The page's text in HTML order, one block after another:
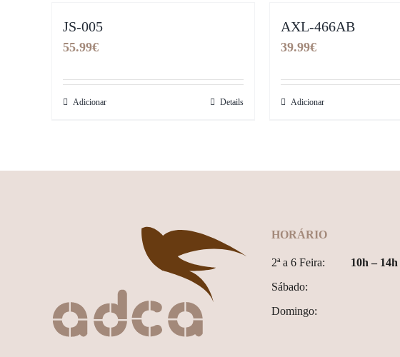
JS-005
55.99€
Adicionar Details
AXL-466AB
39.99€
Adicionar
HORÁRIO
2ª a 6 Feira:
10h –
Sábado:
Domingo: